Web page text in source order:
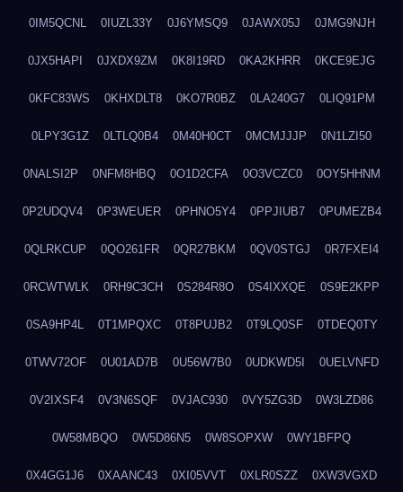
0IM5QCNL 0IUZL33Y 0J6YMSQ9 0JAWX05J 0JMG9NJH
0JX5HAPI 0JXDX9ZM 0K8I19RD 0KA2KHRR 0KCE9EJG
0KFC83WS 0KHXDLT8 0KO7R0BZ 0LA240G7 0LIQ91PM
0LPY3G1Z 0LTLQ0B4 0M40H0CT 0MCMJJJP 0N1LZI50
0NALSI2P 0NFM8HBQ 0O1D2CFA 0O3VCZC0 0OY5HHNM
0P2UDQV4 0P3WEUER 0PHNO5Y4 0PPJIUB7 0PUMEZB4
0QLRKCUP 0QO261FR 0QR27BKM 0QV0STGJ 0R7FXEI4
0RCWTWLK 0RH9C3CH 0S284R8O 0S4IXXQE 0S9E2KPP
0SA9HP4L 0T1MPQXC 0T8PUJB2 0T9LQ0SF 0TDEQ0TY
0TWV72OF 0U01AD7B 0U56W7B0 0UDKWD5I 0UELVNFD
0V2IXSF4 0V3N6SQF 0VJAC930 0VY5ZG3D 0W3LZD86
0W58MBQO 0W5D86N5 0W8SOPXW 0WY1BFPQ
0X4GG1J6 0XAANC43 0XI05VVT 0XLR0SZZ 0XW3VGXD